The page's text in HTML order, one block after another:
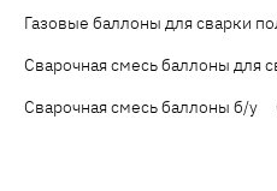
Газовые баллоны для сварки
Сварочная смесь баллоны для
Сварочная смесь баллоны б/у